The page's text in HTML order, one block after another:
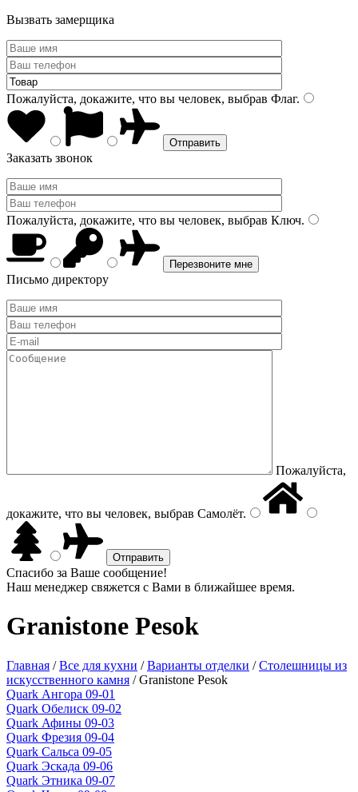
Вызвать замерщика
Пожалуйста, докажите, что вы человек, выбрав Флаг.
Заказать звонок
Пожалуйста, докажите, что вы человек, выбрав Ключ.
Письмо директору
Пожалуйста,
докажите, что вы человек, выбрав Самолёт.
Спасибо за Ваше сообщение!
Наш менеджер свяжется с Вами в ближайшее время.
Granistone Pesok
Главная /Все для кухни /Варианты отделки /Столешницы из
искусственного камня /Granistone Pesok
Quark Ангора 09-01
Quark Обелиск 09-02
Quark Афины 09-03
Quark Фрезия 09-04
Quark Сальса 09-05
Quark Эскада 09-06
Quark Этника 09-07